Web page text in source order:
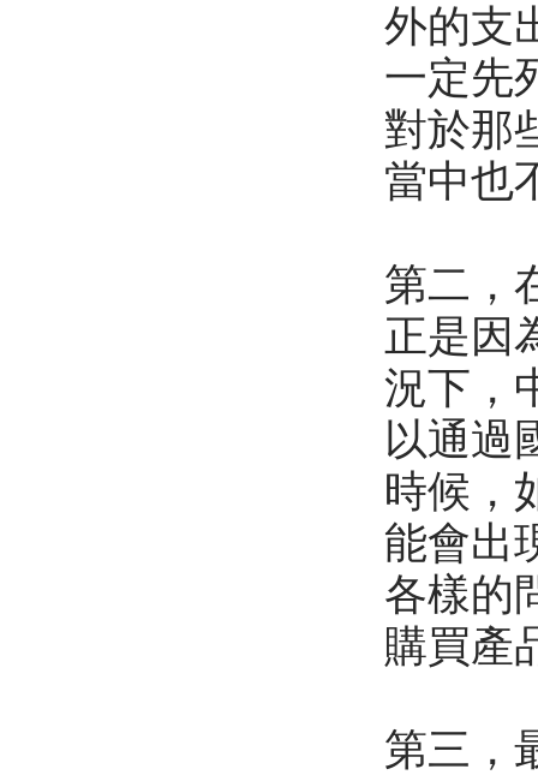
外的支
一定先
對於那
當中也
第二，
正是因
況下，
以通過
時候，
能會出
各樣的
購買產
第三，